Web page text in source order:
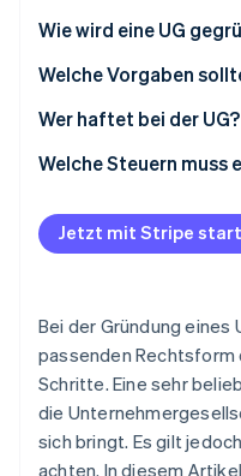
Jetzt
Wie wird eine UG
Welche Vorgaben
Wer haftet bei der UG?
Welche Steuern muss
Körperschaftssteuer
Kapitalertragssteuer
Optionale Steuern
Jetzt mit Stripe
Bei der Gründung eines
passenden Rechtsform
Schritte. Eine sehr
die
sich bringt. Es gilt
achten. In diesem